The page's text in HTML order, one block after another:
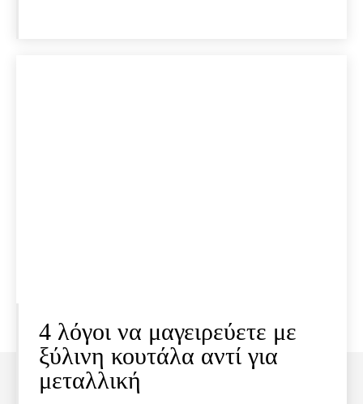
4 λόγοι να μαγειρεύετε με
ξύλινη κουτάλα αντί για
μεταλλική